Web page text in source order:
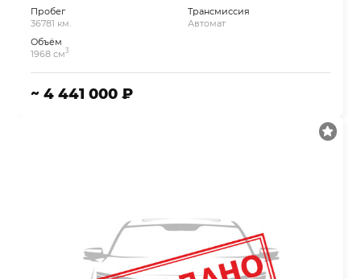
Пробег
36781 км.
Объём
1968 см3
Трансмиссия
Автомат
~ 4 441 000 ₽